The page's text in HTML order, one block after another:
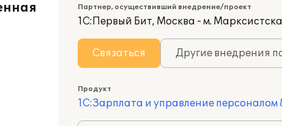
Партнер, осуществивший внедрение/проект
1С:Первый Бит, Москва - м.
Связаться Другие внедрения
Продукт
1С:Зарплата и управление персоналом